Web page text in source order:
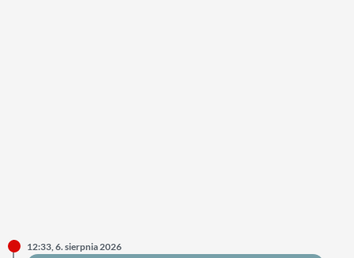
12:33, 6. sierpnia 2026